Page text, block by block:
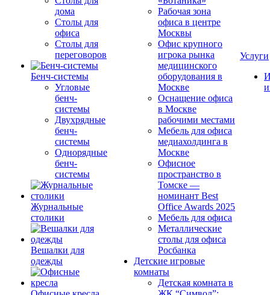
дома
Столы для
офиса
Столы для
переговоров
Бенч-системы
Угловые
бенч-
системы
Двухрядные
бенч-
системы
Однорядные
бенч-
системы
Журнальные
столики
Вешалки для
одежды
Рабочая зона
офиса в центре
Москвы
Офис крупного
игрока рынка
медицинского
оборудования в
Москве
Оснащение офиса
в Москве
рабочими местами
Мебель для офиса
медиахолдинга в
Москве
Офисное
пространство в
Томске —
номинант Best
Office Awards 2025
Мебель для офиса
Металлические
столы для офиса
Росбанка
Детские игровые
комнаты
Детская комната в
Услуги